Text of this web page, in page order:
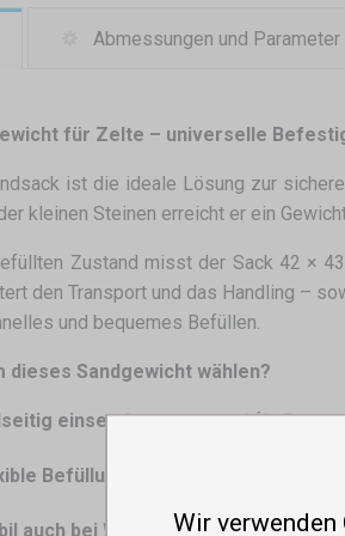
Abmessungen und Parameter
für Zelte – universelle
ist die ideale Lösung zur
kleinen Steinen erreicht er ein
Zustand misst der Sack 42 ×
den Transport und das Handling –
und bequemes Befüllen.
dieses Sandgewicht wählen?
einsetzbar– passend für
Befüllung
auch bei Wind – Gewicht 10–12 kg
Wir verwenden